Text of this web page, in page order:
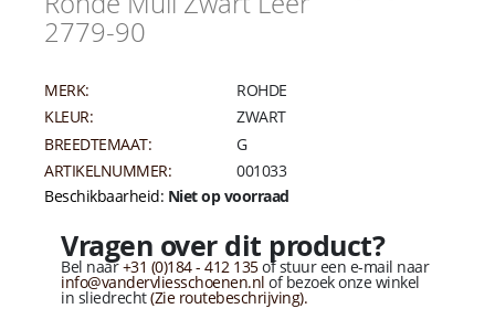
2779-90
MERK:
ROHDE
KLEUR:
ZWART
BREEDTEMAAT:
G
ARTIKELNUMMER:
001033
Beschikbaarheid: Niet op voorraad
Vragen over dit product?
Bel naar+31 (0)184 - 412 135of stuur een e-mail naar
info@vandervliesschoenen.nl of bezoek onze winkel
in sliedrecht(Zie routebeschrijving).